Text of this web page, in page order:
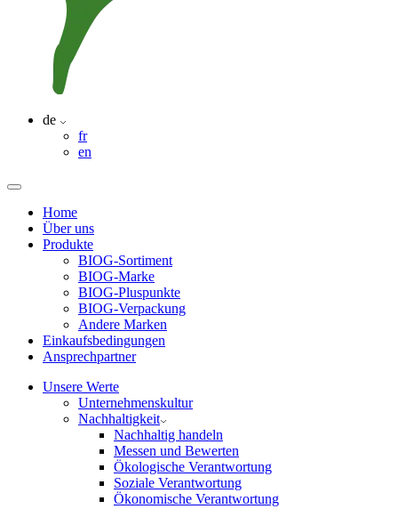
de
fr
en
Home
Über uns
Produkte
BIOG-Sortiment
BIOG-Marke
BIOG-Pluspunkte
BIOG-Verpackung
Andere Marken
Einkaufsbedingungen
Ansprechpartner
Unsere Werte
Unternehmenskultur
Nachhaltigkeit
Nachhaltig handeln
Messen und Bewerten
Ökologische Verantwortung
Soziale Verantwortung
Ökonomische Verantwortung